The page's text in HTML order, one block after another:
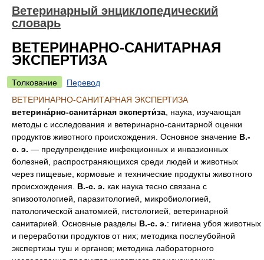
Ветеринарный энциклопедический
словарь
ВЕТЕРИНАРНО-САНИТАРНАЯ
ЭКСПЕРТИЗА
Толкование
Перевод
ВЕТЕРИНАРНО-САНИТАРНАЯ ЭКСПЕРТИЗА
ветерина́рно-санита́рная эксперти́за , наука, изучающая
методы с исследования и ветеринарно-санитарной оценки
продуктов животного происхождения. Основное значение В.-
с. э. — предупреждение инфекционных и инвазионных
болезней, распространяющихся среди людей и животных
через пищевые, кормовые и технические продукты животного
происхождения. В.-с. э. как наука тесно связана с
эпизоотологией, паразитологией, микробиологией,
патологической анатомией, гистологией, ветеринарной
санитарией. Основные разделы В.-с. э.: гигиена убоя животных
и переработки продуктов от них; методика послеубойной
экспертизы туш и органов; методика лабораторного